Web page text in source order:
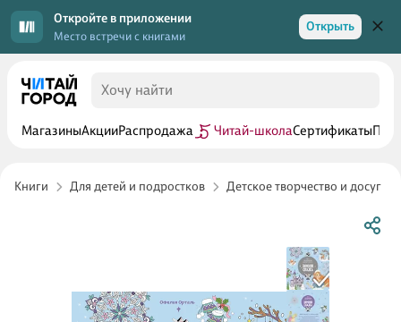
Откройте в приложении
Место встречи с книгами
Открыть
МагазиныАкцииРаспродажа Читай-школаСертификаты
Книги Для детей и подростков Детское творчество и досуг